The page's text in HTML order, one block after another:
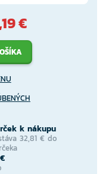
€
k nákupu
32,81 € do